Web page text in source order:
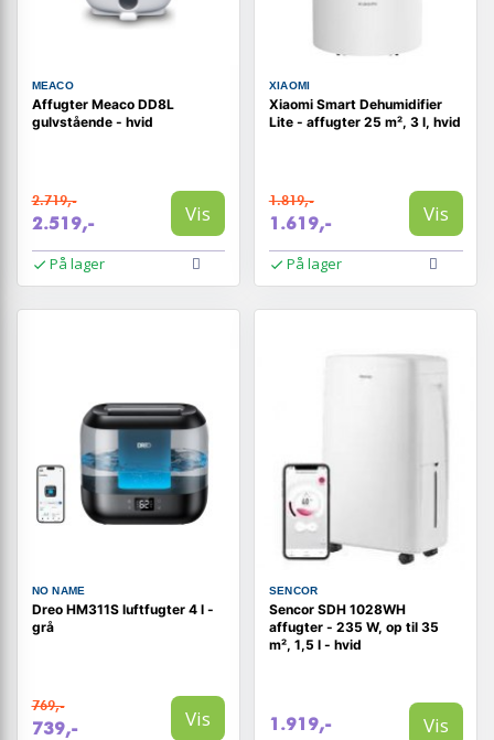
MEACO
Affugter Meaco DD8L
gulvstående - hvid
2.719,-
2.519,- Vis
På lager
XIAOMI
Xiaomi Smart Dehumidifier
Lite - affugter 25 m², 3 l, hvid
1.819,-
1.619,- Vis
På lager
NO NAME
Dreo HM311S luftfugter 4 l -
grå
769,-
739,- Vis
SENCOR
Sencor SDH 1028WH
affugter - 235 W, op til 35
m², 1,5 l - hvid
1.919,- Vis